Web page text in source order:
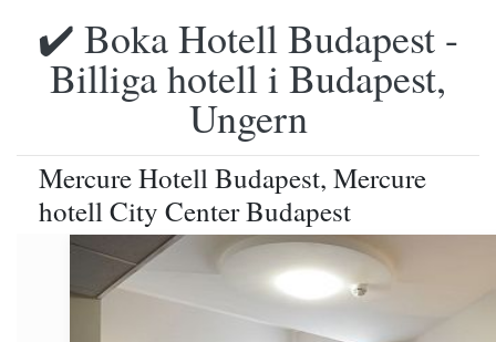
✔️ Boka Hotell Budapest -
Billiga hotell i Budapest,
Ungern
Mercure Hotell Budapest, Mercure
hotell City Center Budapest